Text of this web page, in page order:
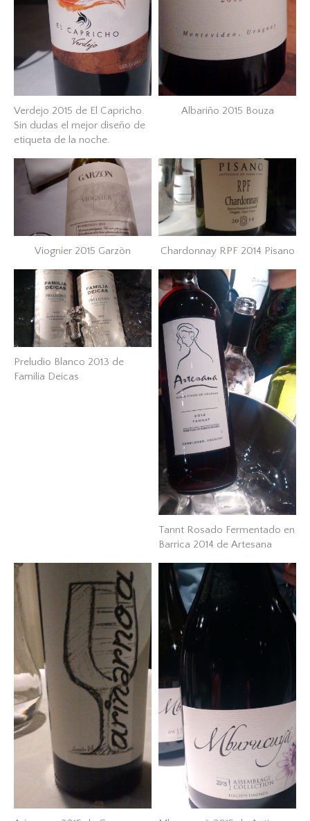
Verdejo 2015 de El Capricho.
Sin dudas el mejor diseño de
etiqueta de la noche.
Albariño 2015 Bouza
Viognier 2015 Garzòn Chardonnay RPF 2014 Pisano
Preludio Blanco 2013 de
Familia Deicas
Tannt Rosado Fermentado en
Barrica 2014 de Artesana